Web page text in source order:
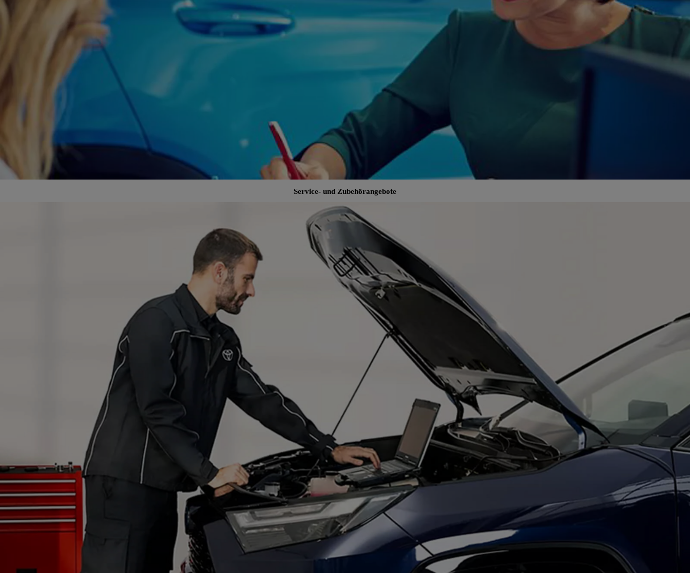
Service- und Zubehörangebote